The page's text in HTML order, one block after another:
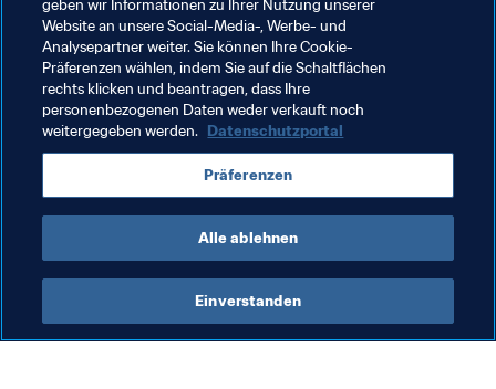
Deutschland unternehmen.
Verwandte Themen
Germany England
geben wir Informationen zu Ihrer Nutzung unserer
Website an unsere Social-Media-, Werbe- und
Analysepartner weiter. Sie können Ihre Cookie-
Präferenzen wählen, indem Sie auf die Schaltflächen
rechts klicken und beantragen, dass Ihre
personenbezogenen Daten weder verkauft noch
weitergegeben werden. Datenschutzportal
Präferenzen
Alle ablehnen
Einverstanden